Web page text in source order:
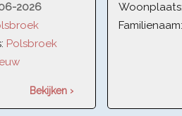
2026
Polsbroek
Bekijken ›
Woonplaats:
Familienaam: